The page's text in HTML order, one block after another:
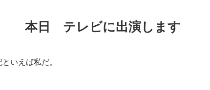
本日 テレビに出演します
いえば私だ。